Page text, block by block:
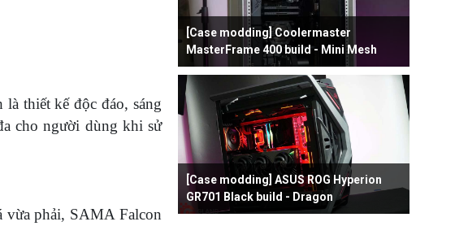
thiết kế độc đáo, sáng
cho người dùng khi sử
vừa phải, SAMA Falcon
[Case modding] Coolermaster
MasterFrame 400 build - Mini Mesh
[Case modding] ASUS ROG Hyperion
GR701 Black build - Dragon